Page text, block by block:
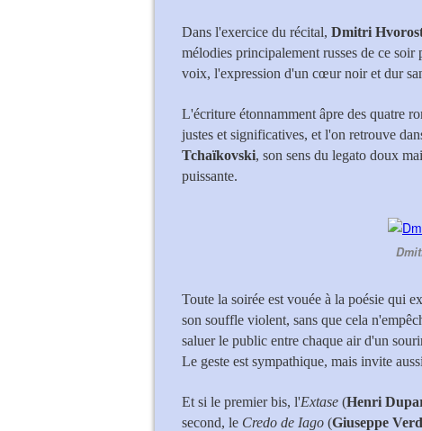
Dans l'exercice du récital, Dmitri
mélodies principalement russes de ce soir
voix, l'expression d'un cœur noir et dur
L'écriture étonnamment âpre des quatre
justes et significatives, et l'on retrouve
Tchaïkovski, son sens du legato doux
puissante.
Toute la soirée est vouée à la poésie qui
son souffle violent, sans que cela
saluer le public entre chaque air d'un
Le geste est sympathique, mais invite
Et si le premier bis, l'Extase (Henri
second, le Credo de Iago (Giuseppe